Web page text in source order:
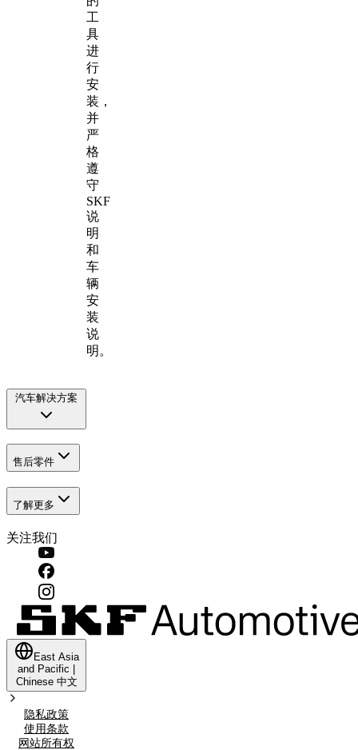
工
具
进
行
安
装，
并
严
格
遵
守
SKF
说
明
和
车
辆
安
装
说
明。
汽车解决方案
售后零件
了解更多
关注我们
East Asia
and Pacific
Chinese 中文
隐私政策
使用条款
网站所有权